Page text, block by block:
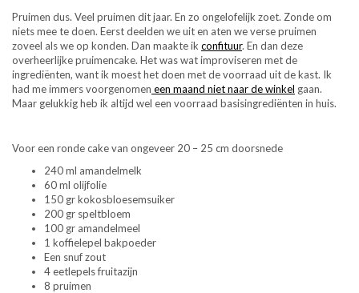
Pruimen dus. Veel pruimen dit jaar. En zo ongelofelijk zoet. Zonde om
niets mee te doen. Eerst deelden we uit en aten we verse pruimen
zoveel als we op konden. Dan maakte ik confituur. En dan deze
overheerlijke pruimencake. Het was wat improviseren met de
ingrediënten, want ik moest het doen met de voorraad uit de kast. Ik
had me immers voorgenomen een maand niet naar de winkel gaan.
Maar gelukkig heb ik altijd wel een voorraad basisingrediënten in huis.
Voor een ronde cake van ongeveer 20 – 25 cm doorsnede
240 ml amandelmelk
60 ml olijfolie
150 gr kokosbloesemsuiker
200 gr speltbloem
100 gr amandelmeel
1 koffielepel bakpoeder
Een snuf zout
4 eetlepels fruitazijn
8 pruimen